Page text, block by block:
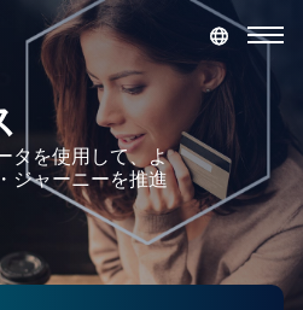
ログイン
タを使用して、よ
ジャーニーを推進